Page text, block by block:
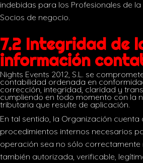
indebidas para los Profesionales de
Socios de negocio.
7.2 Integridad de
información
Nights Events 2012, S.L. se
contabilidad ordenada en
corrección, integridad, claridad y
cumpliendo en todo momento con la
tributaria que resulte de aplicación.
En tal sentido, la Organización cuenta
procedimientos internos necesarios
operación sea no sólo correctamente
también autorizada, verificable,